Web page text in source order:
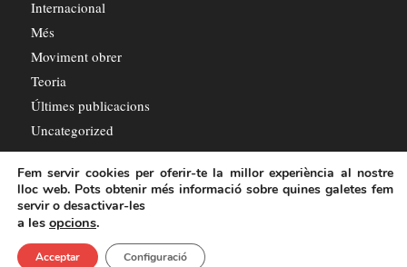
Internacional
Més
Moviment obrer
Teoria
Últimes publicacions
Uncategorized
© Copyright - L'Octubre
Política de privadesa
Política de cookies
Fem servir cookies per oferir-te la millor experiència al nostre
lloc web. Pots obtenir més informació sobre quines galetes fem
servir o desactivar-les
a les opcions.
Acceptar Configuració